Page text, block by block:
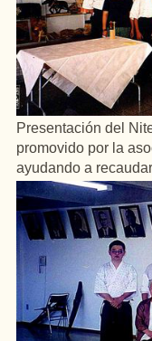
Presentación del
promovido por la
ayudando a